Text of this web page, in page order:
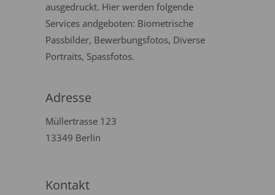
ausgedruckt. Hier werden folgende
Services andgeboten: Biometrische
Passbilder, Bewerbungsfotos, Diverse
Portraits, Spassfotos.
Adresse
Müllertrasse 123
13349 Berlin
Kontakt